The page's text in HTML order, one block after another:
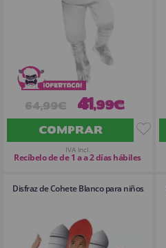
64,99€ 41,99€
COMPRAR
IVA Incl.
Recíbelo de de 1 a a 2 días hábiles
Disfraz de Cohete Blanco para niños